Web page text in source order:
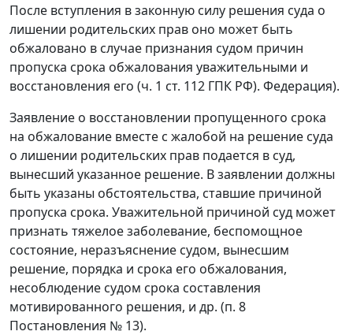
После вступления в законную силу решения суда о
лишении родительских прав оно может быть
обжаловано в случае признания судом причин
пропуска срока обжалования уважительными и
восстановления его (ч. 1 ст. 112 ГПК РФ). Федерация).
Заявление о восстановлении пропущенного срока
на обжалование вместе с жалобой на решение суда
о лишении родительских прав подается в суд,
вынесший указанное решение. В заявлении должны
быть указаны обстоятельства, ставшие причиной
пропуска срока. Уважительной причиной суд может
признать тяжелое заболевание, беспомощное
состояние, неразъяснение судом, вынесшим
решение, порядка и срока его обжалования,
несоблюдение судом срока составления
мотивированного решения, и др. (п. 8
Постановления № 13).